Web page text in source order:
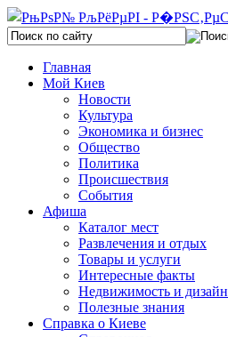
Главная
Мой Киев
Новости
Культура
Экономика и бизнес
Общество
Политика
Происшествия
События
Афиша
Каталог мест
Развлечения и отдых
Товары и услуги
Интересные факты
Недвижимость и дизайн
Полезные знания
Справка о Киеве